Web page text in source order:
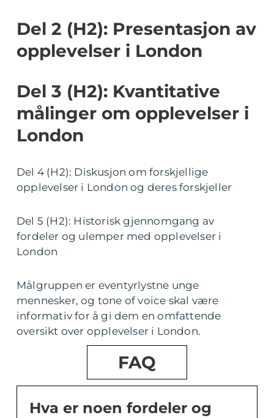
Del 2 (H2): Presentasjon av
opplevelser i London
Del 3 (H2): Kvantitative
målinger om opplevelser i
London
Del 4 (H2): Diskusjon om forskjellige
opplevelser i London og deres forskjeller
Del 5 (H2): Historisk gjennomgang av
fordeler og ulemper med opplevelser i
London
Målgruppen er eventyrlystne unge
mennesker, og tone of voice skal være
informativ for å gi dem en omfattende
oversikt over opplevelser i London.
FAQ
Hva er noen fordeler og